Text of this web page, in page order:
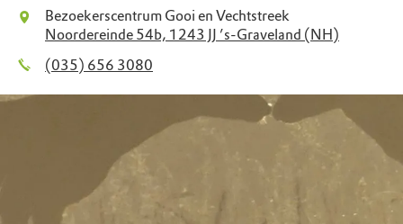
Bezoekerscentrum Gooi en Vechtstreek
Noordereinde 54b, 1243 JJ ’s-Graveland (NH)
(035) 656 3080